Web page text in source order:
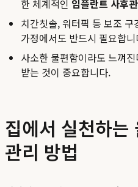
한 체계적인 임플란트 사후
치간칫솔, 워터픽 등 보조
가정에서도 반드시 필요합
사소한 불편함이라도 느껴
받는 것이 중요합니다.
집에서 실천하는
관리 방법